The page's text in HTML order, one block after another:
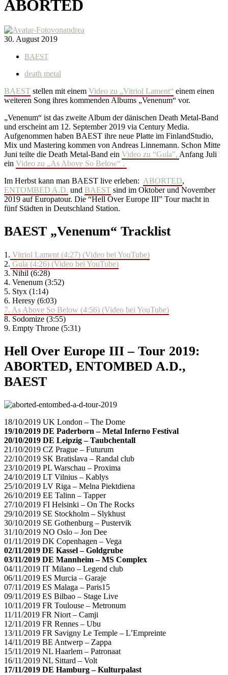
ABORTED
vonandrea
30. August 2019
BAEST
death metal
BAEST stellen mit einem Video zu „Vitriol Lament“ einem einen
weiteren Song ihres kommenden Albums „Venenum“ vor.
„Venenum“ ist das zweite Album der dänischen Death Metal-Band
und erscheint am 12. September 2019 via Century Media.
Aufgenommen haben BAEST ihre neue Platte im FinlandStudio,
Mix und Mastering kommen von Andreas Linnemann. Schon Mitte
Juni teilte die Death Metal-Band ein Video zu “Gula”, Anfang Juli
ein Video zu „As Above So Below“ .
Im Herbst kann man BAEST live erleben: ABORTED,
ENTOMBED A.D. und BAEST sind im Oktober und November
2019 auf Europatour. Die “Hell Over Europe III” Tour macht in
fünf Städten in Deutschland Station.
BAEST „Venenum“ Tracklist
1. Vitriol Lament (4:27) (Video bei YouTube)
2. Gula (4:26) (Video bei YouTube)
3. Nihil (6:28)
4. Venenum (3:52)
5. Styx (1:14)
6. Heresy (6:03)
7. As Above So Below (4:56) (Video bei YouTube)
8. Sodomize (3:55)
9. Empty Throne (5:31)
Hell Over Europe III – Tour 2019:
ABORTED, ENTOMBED A.D.,
BAEST
18/10/2019 UK London – The Dome
19/10/2019 DE Paderborn – Metal Inferno Festival
20/10/2019 DE Leipzig – Taubchentall
21/10/2019 CZ Prague – Futurum
22/10/2019 SK Bratislava – Randal club
23/10/2019 PL Warschau – Proxima
24/10/2019 LT Vilnius – Kablys
25/10/2019 LV Riga – Melna Piektdiena
26/10/2019 EE Talinn – Tapper
27/10/2019 FI Helsinki – On The Rocks
29/10/2019 SE Stockholm – Slykhust
30/10/2019 SE Gothenburg – Pustervik
31/10/2019 NO Oslo – Jon Dee
01/11/2019 DK Copenhagen – Vega
02/11/2019 DE Kassel – Goldgrube
03/11/2019 DE Mannheim – MS Complex
04/11/2019 IT Milano – Legend club
06/11/2019 ES Murcia – Garaje
07/11/2019 ES Malaga – Paris15
09/11/2019 ES Bilbao – Stage Live
10/11/2019 FR Toulouse – Metronum
11/11/2019 FR Niort – Camji
12/11/2019 FR Rennes – Ubu
13/11/2019 FR Savigny Le Temple – L’Empreinte
14/11/2019 BE Antwerp – Zappa
15/11/2019 NL Haarlem – Patronaat
16/11/2019 NL Sittard – Volt
17/11/2019 DE Hamburg – Kulturpalast